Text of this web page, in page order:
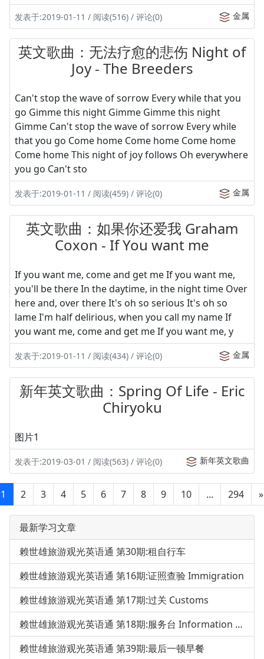
发表于:2019-01-11 / 阅读(516) / 评论(0) 金属
英文歌曲：无法疗愈的悲伤 Night of
Joy - The Breeders
Can't stop the wave of sorrow Every while that you
go Gimme this night Gimme Gimme this night
Gimme Can't stop the wave of sorrow Every while
that you go Come home Come home Come home
Come home This night of joy follows Oh everywhere
you go Can't sto
发表于:2019-01-11 / 阅读(459) / 评论(0) 金属
英文歌曲：如果你还爱我 Graham
Coxon - If You want me
If you want me, come and get me If you want me,
you'll be there In the daytime, in the night time Over
here and, over there It's oh so serious It's oh so
lame I'm half delirious, when you call my name If
you want me, come and get me If you want me, y
发表于:2019-01-11 / 阅读(434) / 评论(0) 金属
新年英文歌曲：Spring Of Life - Eric
Chiryoku
图片1
发表于:2019-03-01 / 阅读(563) / 评论(0) 新年英文歌曲
1 2 3 4 5 6 7 8 9 10 ... 294 »
最新学习文章
赖世雄旅游观光英语通 第30期:租自行车
赖世雄旅游观光英语通 第16期:证照查验 Immigration
赖世雄旅游观光英语通 第17期:过关 Customs
赖世雄旅游观光英语通 第18期:服务台 Information Desk
赖世雄旅游观光英语通 第39期:最后一顿早餐